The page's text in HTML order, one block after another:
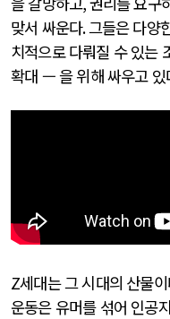
맞서 싸운다.그들은 다양
치적으로 다뤄질 수 있는
확대 — 을 위해 싸우고 있
Z세대는 그 시대의 산물
운동은 유머를 섞어 인공